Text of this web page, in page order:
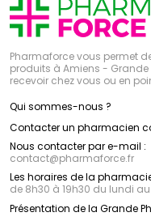
Pharmaforce vous permet
produits à Amiens - Grande
recevoir chez vous ou en
Qui sommes-nous ?
Contacter un pharmacien
Nous contacter par e-mail :
contact@pharmaforce.fr
Les horaires de la
de 8h30 à 19h30 du lundi
Présentation de la Grande